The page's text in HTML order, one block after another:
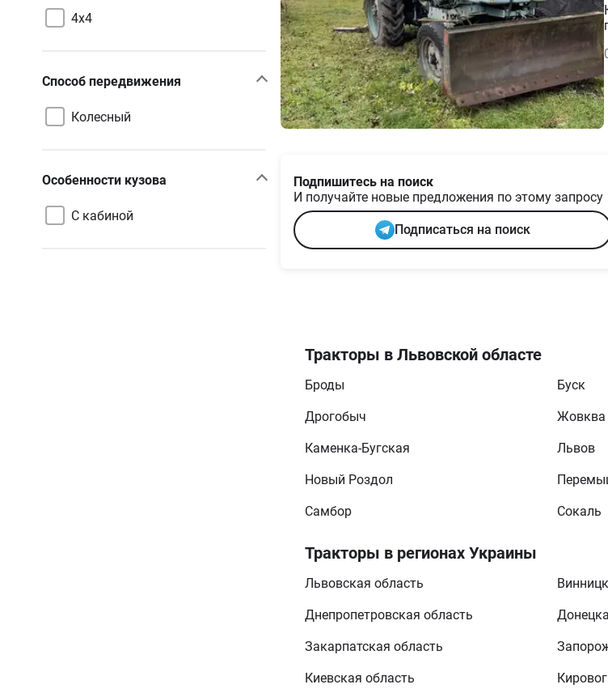
4х4
Способ передвижения
Колесный
Особенности кузова
С кабиной
Подпишитесь на поиск
И получайте новые предложения по этому запросу
Подписаться на поиск
Тракторы в Львовской областе
Броды Буск
Дрогобыч Жовква
Каменка-Бугская Львов
Новый Роздол
Самбор Сокаль
Тракторы в регионах Украины
Львовская область
Днепропетровская область
Закарпатская область
Киевская область